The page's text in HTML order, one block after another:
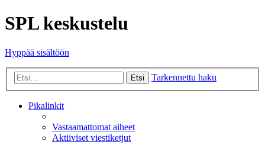
SPL keskustelu
Hyppää sisältöön
Etsi Tarkennettu haku
Pikalinkit
Vastaamattomat aiheet
Aktiiviset viestiketjut